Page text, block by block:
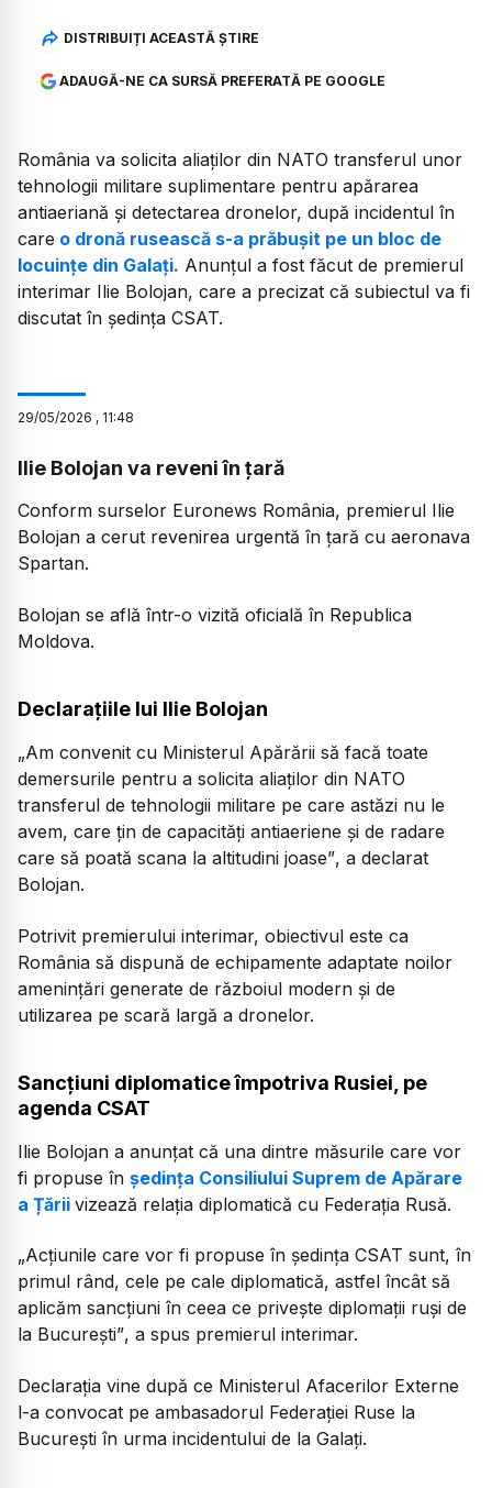
DISTRIBUIȚI ACEASTĂ ȘTIRE
ADAUGĂ-NE CA SURSĂ PREFERATĂ PE GOOGLE
România va solicita aliaților din NATO transferul unor
tehnologii militare suplimentare pentru apărarea
antiaeriană și detectarea dronelor, după incidentul în
care o dronă rusească s-a prăbușit pe un bloc de
locuințe din Galați. Anunțul a fost făcut de premierul
interimar Ilie Bolojan, care a precizat că subiectul va fi
discutat în ședința CSAT.
29/05/2026 , 11:48
Ilie Bolojan va reveni în țară
Conform surselor Euronews România, premierul Ilie
Bolojan a cerut revenirea urgentă în țară cu aeronava
Spartan.
Bolojan se află într-o vizită oficială în Republica
Moldova.
Declarațiile lui Ilie Bolojan
„Am convenit cu Ministerul Apărării să facă toate
demersurile pentru a solicita aliaților din NATO
transferul de tehnologii militare pe care astăzi nu le
avem, care țin de capacități antiaeriene și de radare
care să poată scana la altitudini joase”, a declarat
Bolojan.
Potrivit premierului interimar, obiectivul este ca
România să dispună de echipamente adaptate noilor
amenințări generate de războiul modern și de
utilizarea pe scară largă a dronelor.
Sancțiuni diplomatice împotriva Rusiei, pe
agenda CSAT
Ilie Bolojan a anunțat că una dintre măsurile care vor
fi propuse în ședința Consiliului Suprem de Apărare
a Țării vizează relația diplomatică cu Federația Rusă.
„Acțiunile care vor fi propuse în ședința CSAT sunt, în
primul rând, cele pe cale diplomatică, astfel încât să
aplicăm sancțiuni în ceea ce privește diplomații ruși de
la București”, a spus premierul interimar.
Declarația vine după ce Ministerul Afacerilor Externe
l-a convocat pe ambasadorul Federației Ruse la
București în urma incidentului de la Galați.